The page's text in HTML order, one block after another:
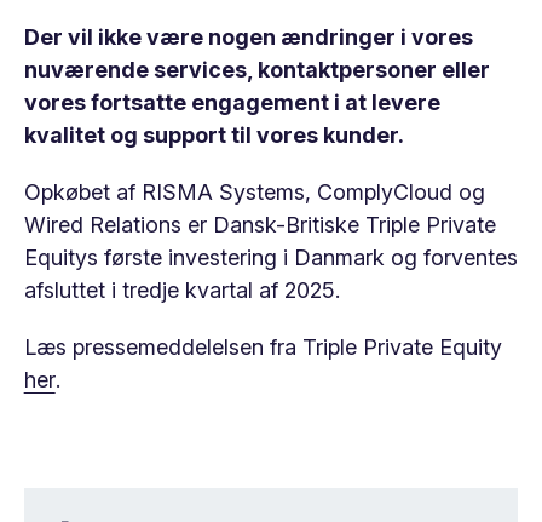
Der vil ikke være nogen ændringer i vores
nuværende services, kontaktpersoner eller
vores fortsatte engagement i at levere
kvalitet og support til vores kunder.
Opkøbet af RISMA Systems, ComplyCloud og
Wired Relations er Dansk-Britiske Triple Private
Equitys første investering i Danmark og forventes
afsluttet i tredje kvartal af 2025.
Læs pressemeddelelsen fra Triple Private Equity
her.